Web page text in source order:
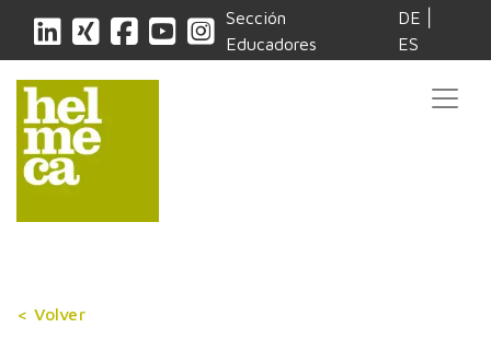
Sección
Educadores
DE
ES
< Volver